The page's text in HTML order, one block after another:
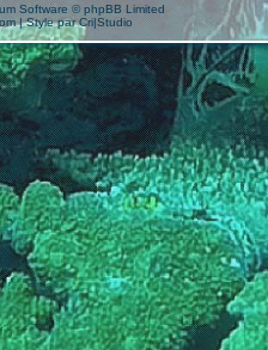
Software © phpBB Limited
| Style parCri|Studio